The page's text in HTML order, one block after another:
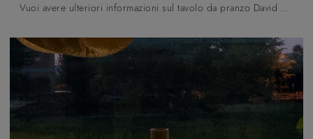
Vuoi avere ulteriori informazioni sul tavolo da pranzo David di Altacom? Clicca e scopri di più sui modelli consolle del marchio.